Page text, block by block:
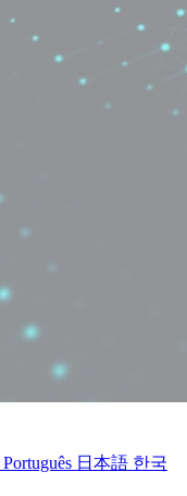
Português 日本語 한국